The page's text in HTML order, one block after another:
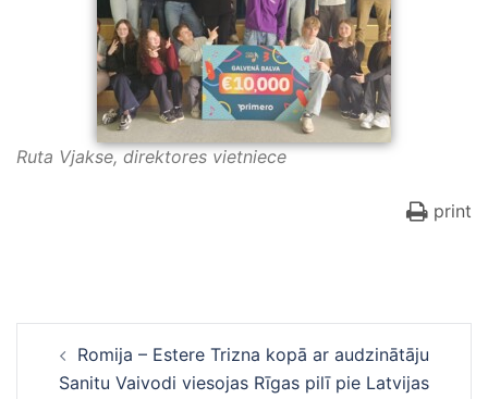
Ruta Vjakse, direktores vietniece
print
navigācija
Romija – Estere Trizna kopā ar audzinātāju
Sanitu Vaivodi viesojas Rīgas pilī pie Latvijas